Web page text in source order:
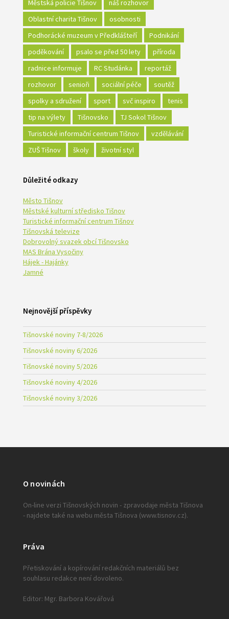
Městská policie Tišnov
náš rozhovor
Oblastní charita Tišnov
osobnosti
Podhorácké muzeum v Předklášteří
Podnikání
poděkování
psalo se před 50 lety
příroda
radnice informuje
RC Studánka
reportáž
rozhovor
senioři sociální péče
soutěž
spolky a sdružení
sport svč inspiro
tenis
tip na výlety
Tišnovsko
TJ Sokol Tišnov
Turistické informační centrum Tišnov
vzdělávání
ZUŠ Tišnov
školy životní styl
Důležité odkazy
Město Tišnov
Městské kulturní středisko Tišnov
Turistické informační centrum Tišnov
Tišnovská televize
Dobrovolný svazek obcí Tišnovsko
MAS Brána Vysočiny
Hájek - Hajánky
Jamné
Nejnovější příspěvky
Tišnovské noviny 7-8/2026
Tišnovské noviny 6/2026
Tišnovské noviny 5/2026
Tišnovské noviny 4/2026
Tišnovské noviny 3/2026
O novinách
On-line verzi Tišnovských novin - zpravodaje města Tišnova
- najdete také na webu města Tišnova (www.tisnov.cz).
Práva
Přetiskování a kopírování redakčních materiálů bez
souhlasu redakce není dovoleno.
Editor: Mgr. Barbora Kovářová